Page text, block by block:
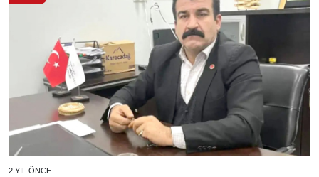
2 YIL ÖNCE